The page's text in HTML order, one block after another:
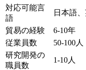
対応可能言
語
日本語
貿易の経験
6-10年
従業員数
50-100人
研究開発の
職員数
1-10人